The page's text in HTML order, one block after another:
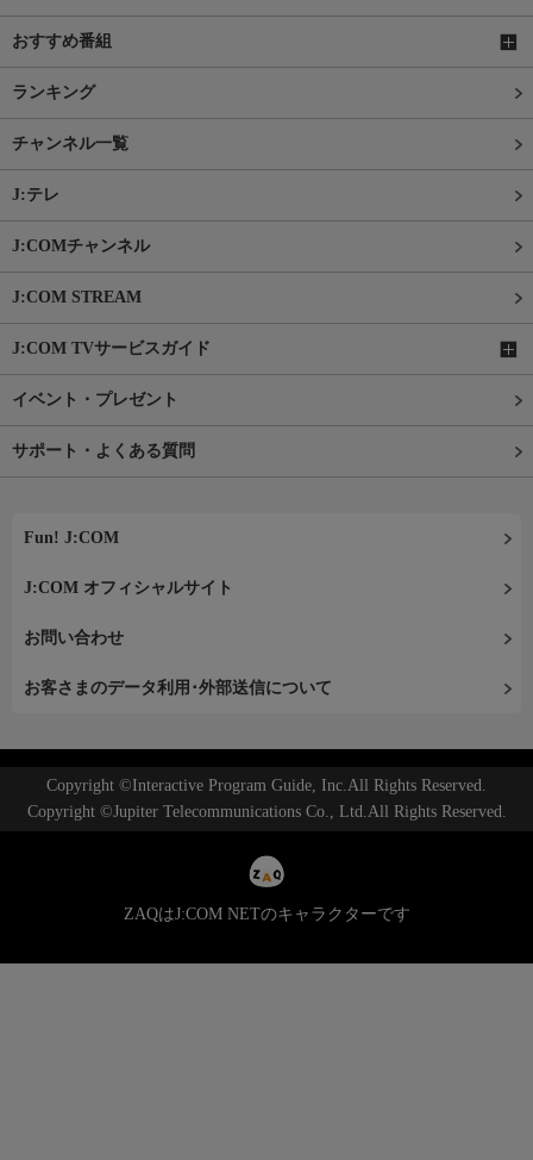
おすすめ番組
ランキング
チャンネル一覧
J:テレ
J:COMチャンネル
J:COM STREAM
J:COM TVサービスガイド
イベント・プレゼント
サポート・よくある質問
Fun! J:COM
J:COM オフィシャルサイト
お問い合わせ
お客さまのデータ利用･外部送信について
Copyright ©Interactive Program Guide, Inc.All Rights Reserved.
Copyright ©Jupiter Telecommunications Co., Ltd.All Rights Reserved.
ZAQはJ:COM NETのキャラクターです